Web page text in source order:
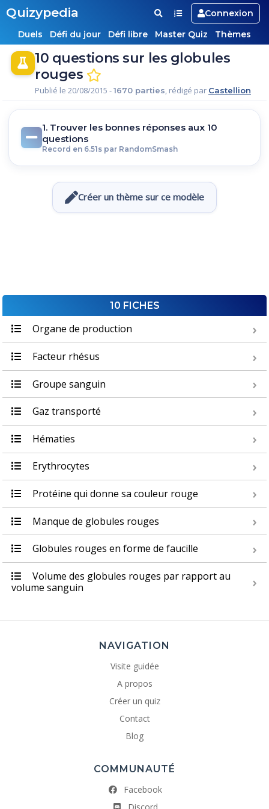
Quizypedia
Connexion
Duels
Défi du jour Défi libre Master Quiz Thèmes
10 questions sur les globules
rouges
Publié le 20/08/2015 -1670 parties, rédigé par Castellion
1. Trouver les bonnes réponses aux 10
questions
Record en 6.51s par RandomSmash
Créer un thème sur ce modèle
10 FICHES
Organe de production
Facteur rhésus
Groupe sanguin
Gaz transporté
Hématies
Erythrocytes
Protéine qui donne sa couleur rouge
Manque de globules rouges
Globules rouges en forme de faucille
Volume des globules rouges par rapport au
volume sanguin
NAVIGATION
Visite guidée
A propos
Créer un quiz
Contact
Blog
COMMUNAUTÉ
Facebook